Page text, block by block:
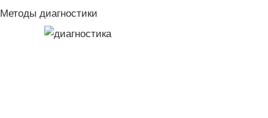
Методы диагностики